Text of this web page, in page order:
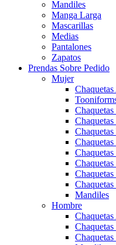
Mandiles
Manga Larga
Mascarillas
Medias
Pantalones
Zapatos
Prendas Sobre Pedido
Mujer
Chaquetas
Chaquetas
Mandiles
Hombre